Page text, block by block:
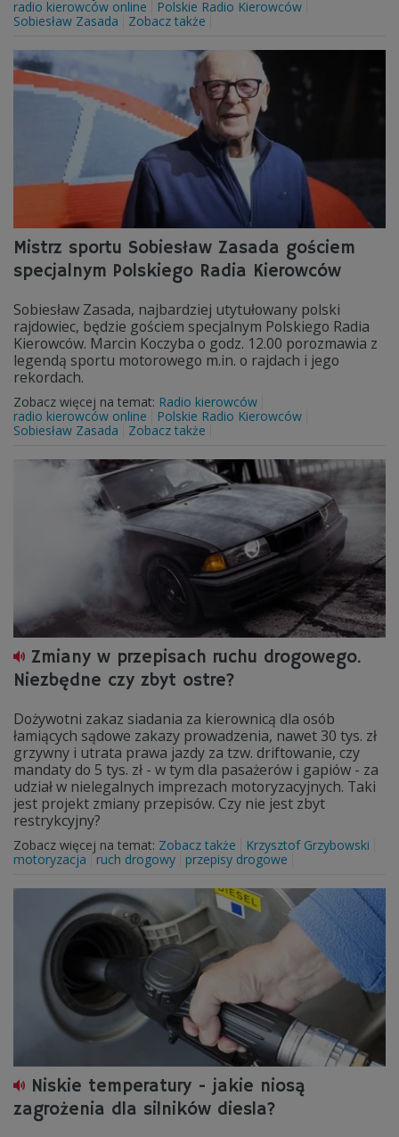
radio kierowców online
Polskie Radio Kierowców
Sobiesław Zasada
Zobacz także
Mistrz sportu Sobiesław Zasada gościem
specjalnym Polskiego Radia Kierowców
Sobiesław Zasada, najbardziej utytułowany polski
rajdowiec, będzie gościem specjalnym Polskiego Radia
Kierowców. Marcin Koczyba o godz. 12.00 porozmawia z
legendą sportu motorowego m.in. o rajdach i jego
rekordach.
Zobacz więcej na temat: Radio kierowców
radio kierowców online
Polskie Radio Kierowców
Sobiesław Zasada
Zobacz także
Zmiany w przepisach ruchu drogowego.
Niezbędne czy zbyt ostre?
Dożywotni zakaz siadania za kierownicą dla osób
łamiących sądowe zakazy prowadzenia, nawet 30 tys. zł
grzywny i utrata prawa jazdy za tzw. driftowanie, czy
mandaty do 5 tys. zł - w tym dla pasażerów i gapiów - za
udział w nielegalnych imprezach motoryzacyjnych. Taki
jest projekt zmiany przepisów. Czy nie jest zbyt
restrykcyjny?
Zobacz więcej na temat: Zobacz także
Krzysztof Grzybowski
motoryzacja
ruch drogowy przepisy drogowe
Niskie temperatury - jakie niosą
zagrożenia dla silników diesla?